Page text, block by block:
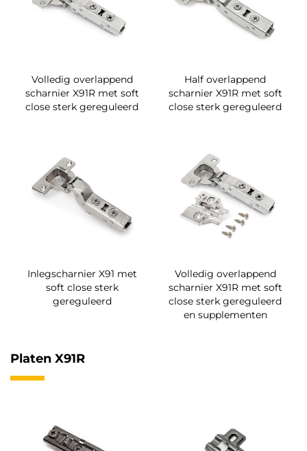
Volledig overlappend
scharnier X91R met soft
close sterk gereguleerd
Half overlappend
scharnier X91R met soft
close sterk gereguleerd
Inlegscharnier X91 met
soft close sterk
gereguleerd
Volledig overlappend
scharnier X91R met soft
close sterk gereguleerd
en supplementen
Platen X91R